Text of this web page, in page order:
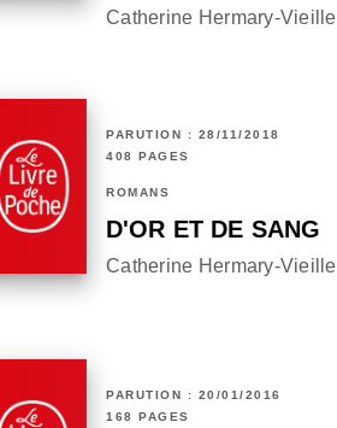
Catherine Hermary-Vieille
PARUTION : 28/11/2018
408 PAGES
ROMANS
D'OR ET DE SANG
Catherine Hermary-Vieille
PARUTION : 20/01/2016
168 PAGES